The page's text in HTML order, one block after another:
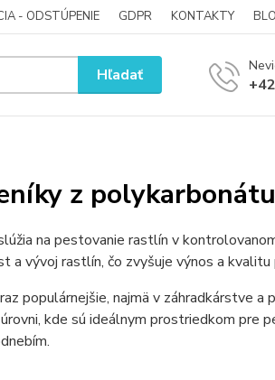
- ODSTÚPENIE GDPR KONTAKTY
Hľadať
z polykarbonátu
na pestovanie rastlín v
a vývoj rastlín, čo zvyšuje výnos a kvalitu
populárnejšie, najmä v záhradkárstve
kde sú ideálnym prostriedkom